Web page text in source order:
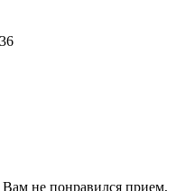
не понравился прием,